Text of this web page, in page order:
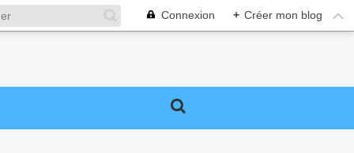
Connexion + Créer mon blog